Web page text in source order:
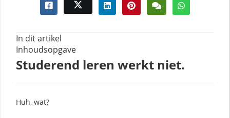
In dit artikel
Inhoudsopgave
Studerend leren werkt niet.
Huh, wat?